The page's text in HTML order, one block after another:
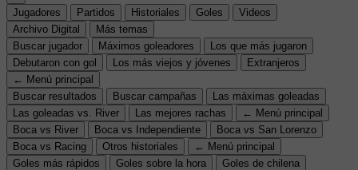
Jugadores
Partidos Historiales Goles
Videos
Archivo Digital
Más temas
Buscar jugador
Máximos goleadores
Los que más jugaron
Debutaron con gol
Los más viejos y jóvenes
Extranjeros
← Menú principal
Buscar resultados
Buscar campañas
Las máximas goleadas
Las goleadas vs. River
Las mejores rachas
← Menú principal
Boca vs River
Boca vs Independiente
Boca vs San Lorenzo
Boca vs Racing
Otros historiales
← Menú principal
Goles más rápidos
Goles sobre la hora
Goles de chilena